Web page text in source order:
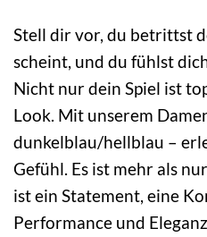
Stell dir vor, du betrittst
scheint, und du fühlst
Nicht nur dein Spiel ist
Look. Mit unserem
dunkelblau/hellblau –
Gefühl. Es ist mehr als
ist ein Statement, eine
Performance und